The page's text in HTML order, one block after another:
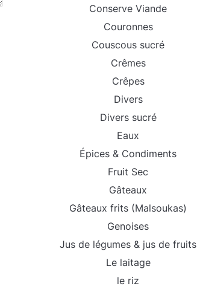
Conserve Viande
Couronnes
Couscous sucré
Crêmes
Crêpes
Divers
Divers sucré
Eaux
Épices & Condiments
Fruit Sec
Gâteaux
Gâteaux frits (Malsoukas)
Genoises
Jus de légumes & jus de fruits
Le laitage
le riz